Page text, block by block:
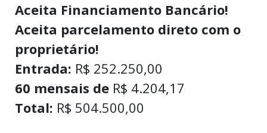
Aceita Financiamento Bancário!
Aceita parcelamento direto com o
proprietário!
Entrada: R$ 252.250,00
60 mensais de R$ 4.204,17
Total: R$ 504.500,00